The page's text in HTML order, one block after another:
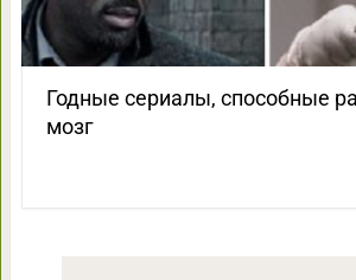
Годные сериалы, способные
мозг